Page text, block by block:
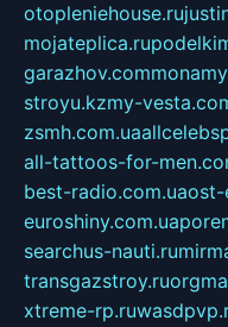
otopleniehouse.ru
mojateplica.ru
garazhov.com
stroyu.kzmy-
zsmh.com.ua
all-tattoos-for-
best-radio.com.uaost-
euroshiny.com.ua
searchus-nauti.ru
transgazstroy.ru
xtreme-rp.ru